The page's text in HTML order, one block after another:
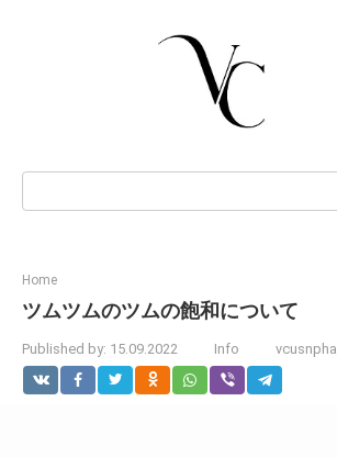
Search:
Home
ツムツムのツムの飽和について
Published by: 15.09.2022 Info vcusnpha